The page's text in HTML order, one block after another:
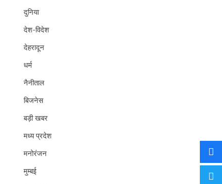
दुनिया
देश-विदेश
देहरादून
धर्म
नैनीताल
बिजनेस
बड़ी खबर
मध्य प्रदेश
मनोरंजन
मुम्बई